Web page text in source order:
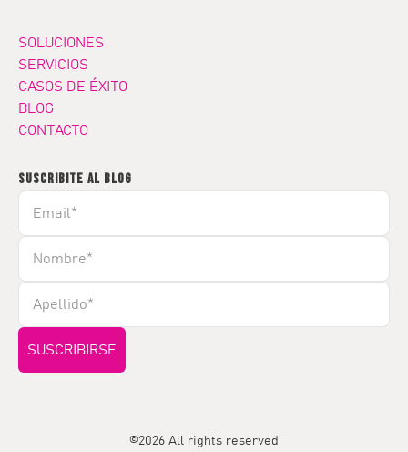
SOLUCIONES
SERVICIOS
CASOS DE ÉXITO
BLOG
CONTACTO
SUSCRIBITE AL BLOG
©2026 All rights reserved